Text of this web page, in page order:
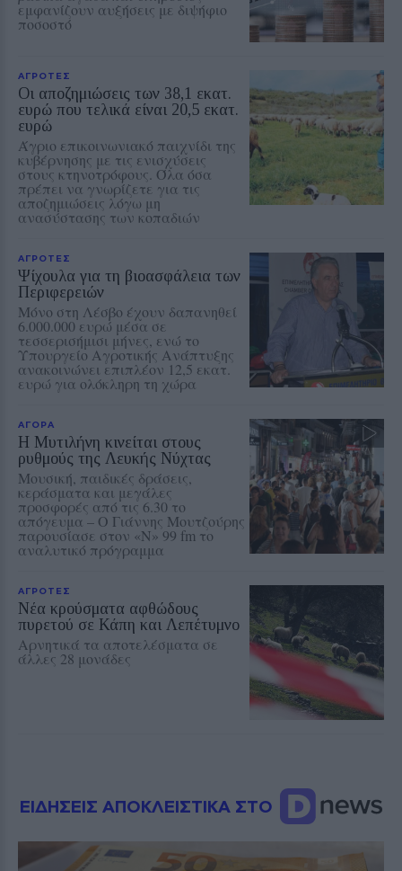
εμφανίζουν αυξήσεις με διψήφιο
ποσοστό
ΑΓΡΟΤΕΣ
Οι αποζημιώσεις των 38,1 εκατ.
ευρώ που τελικά είναι 20,5 εκατ.
ευρώ
Άγριο επικοινωνιακό παιχνίδι της
κυβέρνησης με τις ενισχύσεις
στους κτηνοτρόφους. Όλα όσα
πρέπει να γνωρίζετε για τις
αποζημιώσεις λόγω μη
ανασύστασης των κοπαδιών
ΑΓΡΟΤΕΣ
Ψίχουλα για τη βιοασφάλεια των
Περιφερειών
Μόνο στη Λέσβο έχουν δαπανηθεί
6.000.000 ευρώ μέσα σε
τεσσερισήμισι μήνες, ενώ το
Υπουργείο Αγροτικής Ανάπτυξης
ανακοινώνει επιπλέον 12,5 εκατ.
ευρώ για ολόκληρη τη χώρα
ΑΓΟΡΑ
Η Μυτιλήνη κινείται στους
ρυθμούς της Λευκής Νύχτας
Μουσική, παιδικές δράσεις,
κεράσματα και μεγάλες
προσφορές από τις 6.30 το
απόγευμα – Ο Γιάννης Μουτζούρης
παρουσίασε στον «Ν» 99 fm το
αναλυτικό πρόγραμμα
ΑΓΡΟΤΕΣ
Νέα κρούσματα αφθώδους
πυρετού σε Κάπη και Λεπέτυμνο
Αρνητικά τα αποτελέσματα σε
άλλες 28 μονάδες
ΕΙΔΗΣΕΙΣ ΑΠΟΚΛΕΙΣΤΙΚΑ ΣΤΟ